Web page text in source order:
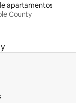
apartamentos
County